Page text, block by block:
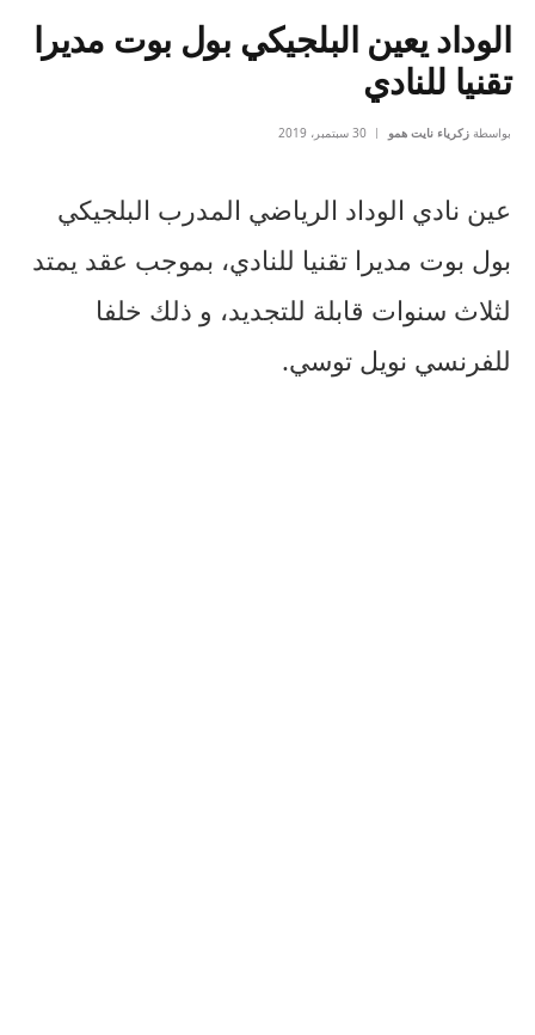
الوداد يعين البلجيكي بول بوت مديرا
تقنيا للنادي
بواسطة زكرياء نايت همو 30 سبتمبر، 2019
عين نادي الوداد الرياضي المدرب البلجيكي
بول بوت مديرا تقنيا للنادي، بموجب عقد يمتد
لثلاث سنوات قابلة للتجديد، و ذلك خلفا
للفرنسي نويل توسي.